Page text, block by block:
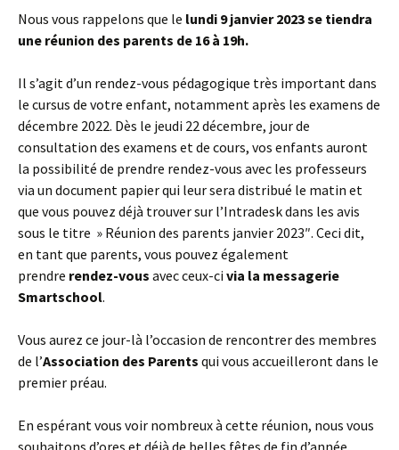
Nous vous rappelons que le lundi 9 janvier 2023 se tiendra
une réunion des parents de 16 à 19h.
Il s’agit d’un rendez-vous pédagogique très important dans
le cursus de votre enfant, notamment après les examens de
décembre 2022. Dès le jeudi 22 décembre, jour de
consultation des examens et de cours, vos enfants auront
la possibilité de prendre rendez-vous avec les professeurs
via un document papier qui leur sera distribué le matin et
que vous pouvez déjà trouver sur l’Intradesk dans les avis
sous le titre » Réunion des parents janvier 2023″. Ceci dit,
en tant que parents, vous pouvez également
prendre rendez-vous avec ceux-ci via la messagerie
Smartschool.
Vous aurez ce jour-là l’occasion de rencontrer des membres
de l’Association des Parents qui vous accueilleront dans le
premier préau.
En espérant vous voir nombreux à cette réunion, nous vous